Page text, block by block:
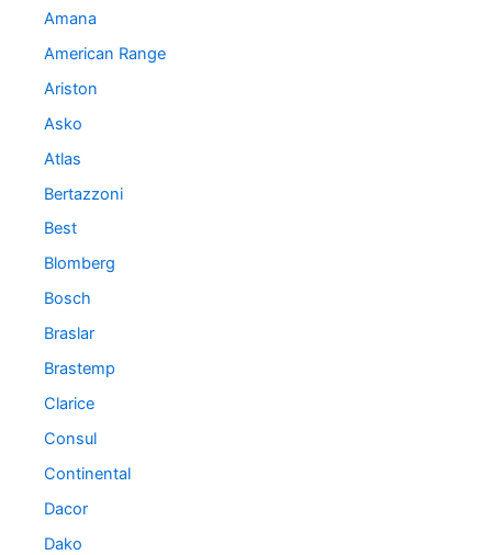
Amana
American Range
Ariston
Asko
Atlas
Bertazzoni
Best
Blomberg
Bosch
Braslar
Brastemp
Clarice
Consul
Continental
Dacor
Dako